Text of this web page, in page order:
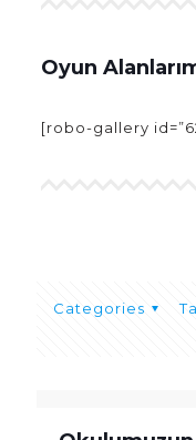
Oyun
[robo-gallery
Categories